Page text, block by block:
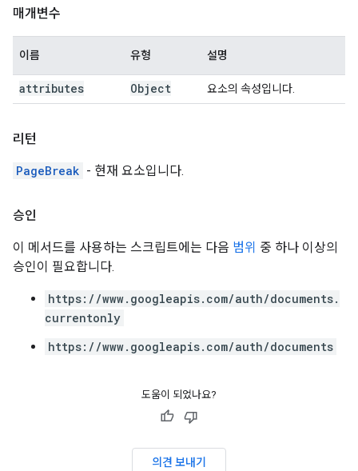
매개변수
이름 유형 설명
attributes Object 요소의 속성입니다.
리턴
PageBreak - 현재 요소입니다.
승인
이 메서드를 사용하는 스크립트에는 다음 범위 중 하나 이상의
승인이 필요합니다.
https://www.googleapis.com/auth/documents.
currentonly
https://www.googleapis.com/auth/documents
도움이 되었나요?
의견 보내기